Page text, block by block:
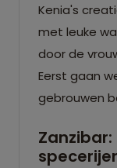
Kenia's
met leuke
door de
Eerst gaan
gebrouwen
Zanzibar: